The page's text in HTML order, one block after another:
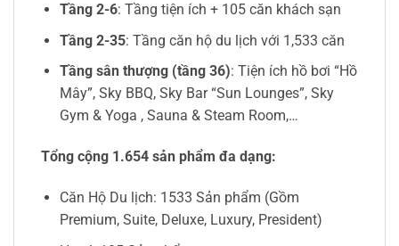
Tầng 2-6: Tầng tiện ích + 105 căn khách sạn
Tầng 2-35: Tầng căn hộ du lịch với 1,533 căn
Tầng sân thượng (tầng 36): Tiện ích hồ bơi “Hồ
Mây”, Sky BBQ, Sky Bar “Sun Lounges”, Sky
Gym & Yoga , Sauna & Steam Room,…
Tổng cộng 1.654 sản phẩm đa dạng:
Căn Hộ Du lịch: 1533 Sản phẩm (Gồm
Premium, Suite, Deluxe, Luxury, President)